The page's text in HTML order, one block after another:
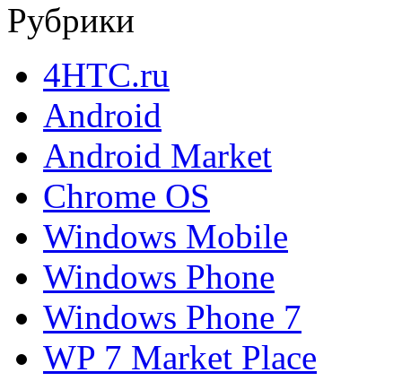
Рубрики
4HTC.ru
Android
Android Market
Chrome OS
Windows Mobile
Windows Phone
Windows Phone 7
WP 7 Market Place